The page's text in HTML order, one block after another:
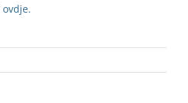
ovdje.